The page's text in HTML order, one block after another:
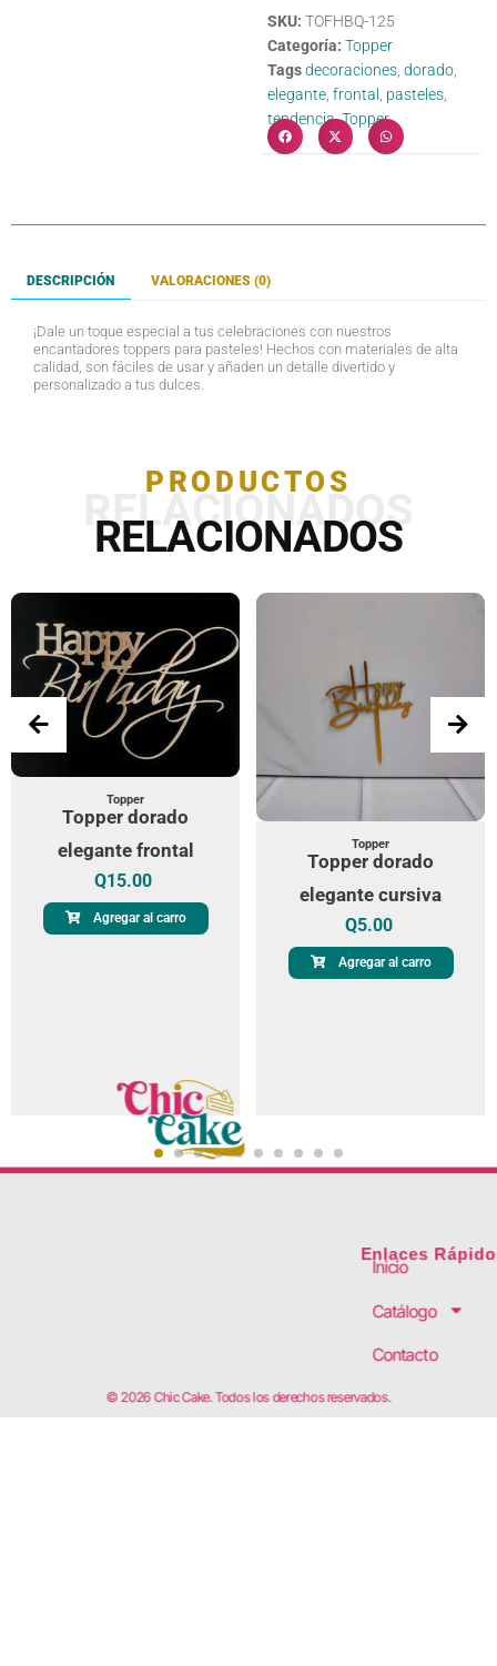
SKU:TOFHBQ-125
Categoría: Topper
Tagsdecoraciones ,dorado
elegante ,frontal pasteles
tendencia,Topper
DESCRIPCIÓN VALORACIONES (0)
¡Dale un toque especial a tus celebraciones con nuestros
encantadores toppers para pasteles! Hechos con materiales de alta
calidad, son fáciles de usar y añaden un detalle divertido y
personalizado a tus dulces.
PRODUCTOS
RELACIONADOS
RELACIONADOS
Topper
Topper dorado
elegante frontal
Q15.00
Agregar al carro
Topper
Topper dorado
elegante cursiva
Q5.00
Agregar al carro
Enlaces
Inicio
Catálogo
Contacto
© 2026 Chic Cake. Todos los derechos reservados.